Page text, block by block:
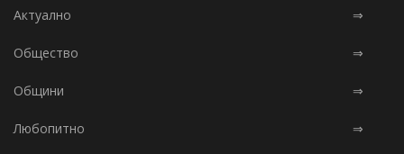
Актуално ⇒
Общество ⇒
Общини ⇒
Любопитно ⇒